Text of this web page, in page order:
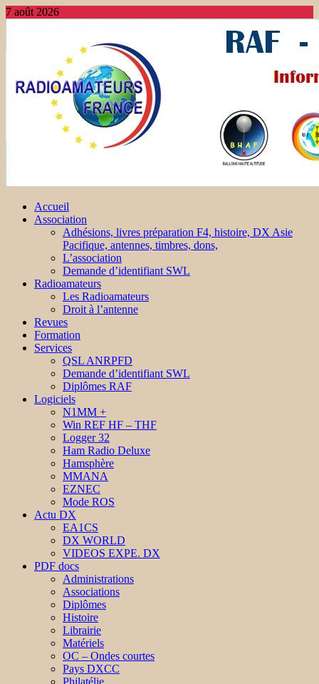
7 août 2026
Accueil
Association
Adhésions, livres préparation F4, histoire, DX Asie
Pacifique, antennes, timbres, dons,
L’association
Demande d’identifiant SWL
Radioamateurs
Les Radioamateurs
Droit à l’antenne
Revues
Formation
Services
QSL ANRPFD
Demande d’identifiant SWL
Diplômes RAF
Logiciels
N1MM +
Win REF HF – THF
Logger 32
Ham Radio Deluxe
Hamsphère
MMANA
EZNEC
Mode ROS
Actu DX
EA1CS
DX WORLD
VIDEOS EXPE. DX
PDF docs
Administrations
Associations
Diplômes
Histoire
Librairie
Matériels
OC – Ondes courtes
Pays DXCC
Philatélie